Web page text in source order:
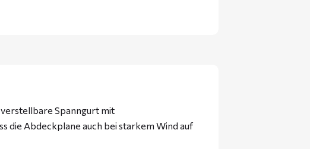
Spanngurt mit
die Abdeckplane auch bei starkem Wind auf